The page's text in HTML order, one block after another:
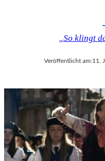
„So klingt
Veröffentlicht am:11.